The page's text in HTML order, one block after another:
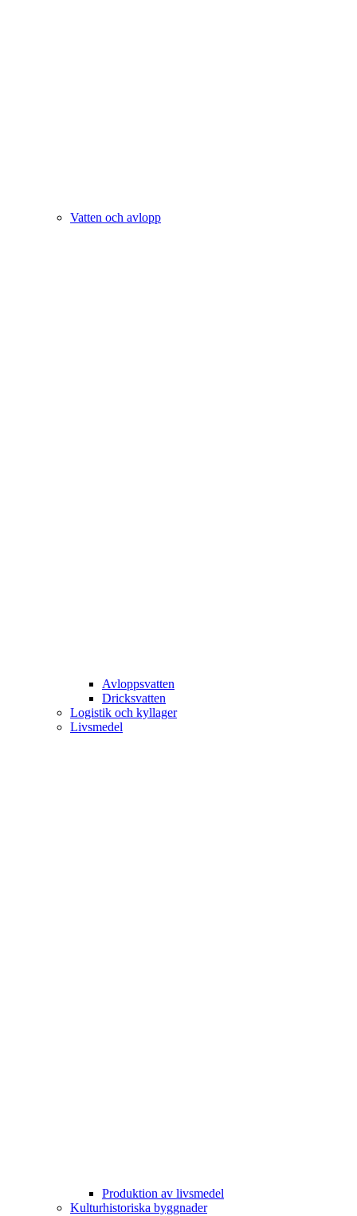
Vatten och avlopp
Avloppsvatten
Dricksvatten
Logistik och kyllager
Livsmedel
Produktion av livsmedel
Kulturhistoriska byggnader